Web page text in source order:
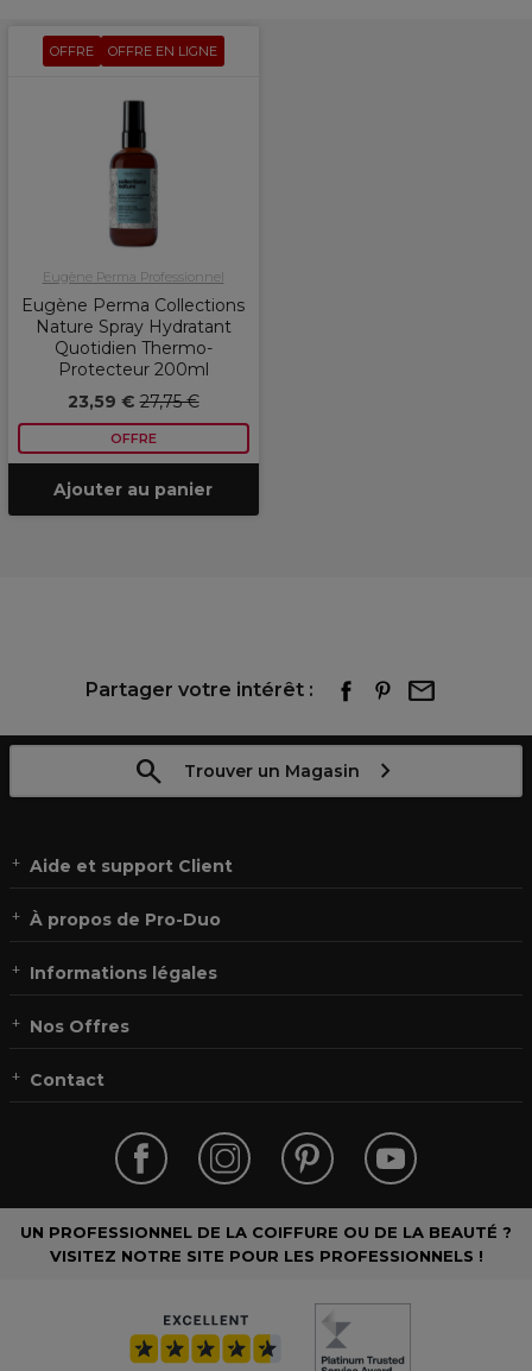
OFFRE OFFRE EN LIGNE
Eugène Perma Professionnel
Eugène Perma Collections
Nature Spray Hydratant
Quotidien Thermo-
Protecteur 200ml
23,59 €27,75 €
OFFRE
Ajouter au panier
Partager votre intérêt :
Trouver un Magasin
Aide et support Client
À propos de Pro-Duo
Informations légales
Nos Offres
Contact
UN PROFESSIONNEL DE LA COIFFURE OU DE LA BEAUTÉ ?
VISITEZ NOTRE SITE POUR LES PROFESSIONNELS !